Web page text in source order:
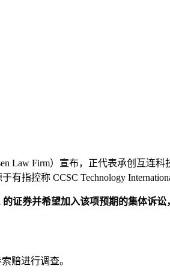
Firm）宣布，正代表承创互连科
指控称 CCSC Technology
证券并希望加入该项预期的集体诉讼
赔进行调查。